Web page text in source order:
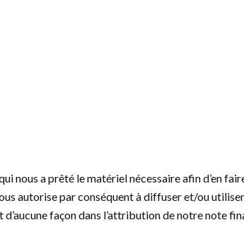
nous a prêté le matériel nécessaire afin d’en
autorise par conséquent à diffuser et/ou
façon dans l’attribution de notre note